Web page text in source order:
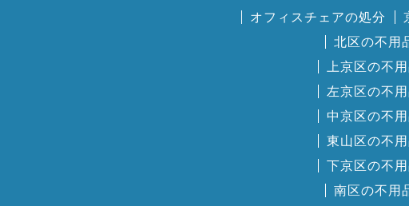
オフィスチェアの処分
北区の不用
上京区の不
左京区の不
中京区の不
東山区の不
下京区の不
南区の不用